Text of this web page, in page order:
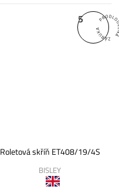
5
Roletová skříň ET408/19/4S
BISLEY